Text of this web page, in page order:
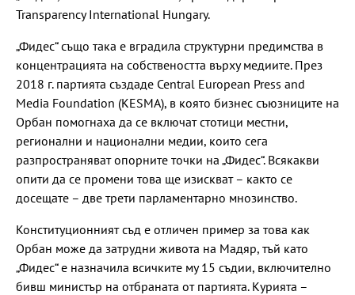
Transparency International Hungary.
„Фидес“ също така е вградила структурни предимства в
концентрацията на собствеността върху медиите. През
2018 г. партията създаде Central European Press and
Media Foundation (KESMA), в която бизнес съюзниците на
Орбан помогнаха да се включат стотици местни,
регионални и национални медии, които сега
разпространяват опорните точки на „Фидес“. Всякакви
опити да се промени това ще изискват – както се
досещате – две трети парламентарно мнозинство.
Конституционният съд е отличен пример за това как
Орбан може да затрудни живота на Мадяр, тъй като
„Фидес“ е назначила всичките му 15 съдии, включително
бивш министър на отбраната от партията. Курията –